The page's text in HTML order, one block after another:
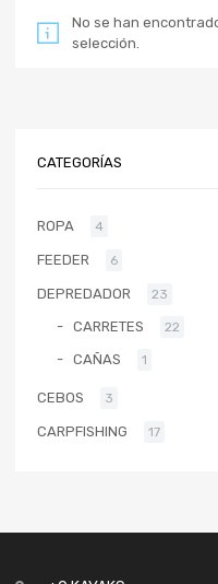
No se han
selección.
CATEGORÍAS
ROPA 4
FEEDER 6
DEPREDADOR 23
CARRETES 22
CAÑAS 1
CEBOS 3
CARPFISHING 17